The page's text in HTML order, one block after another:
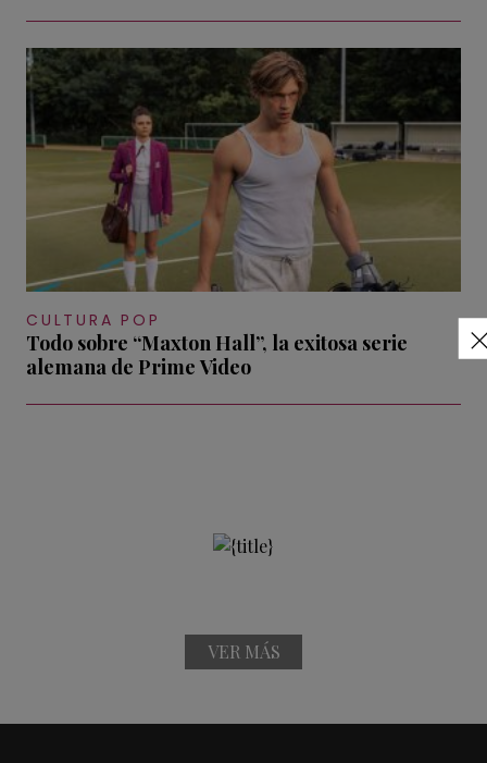
CULTURA POP
Todo sobre “Maxton Hall”, la exitosa serie
alemana de Prime Video
VER MÁS